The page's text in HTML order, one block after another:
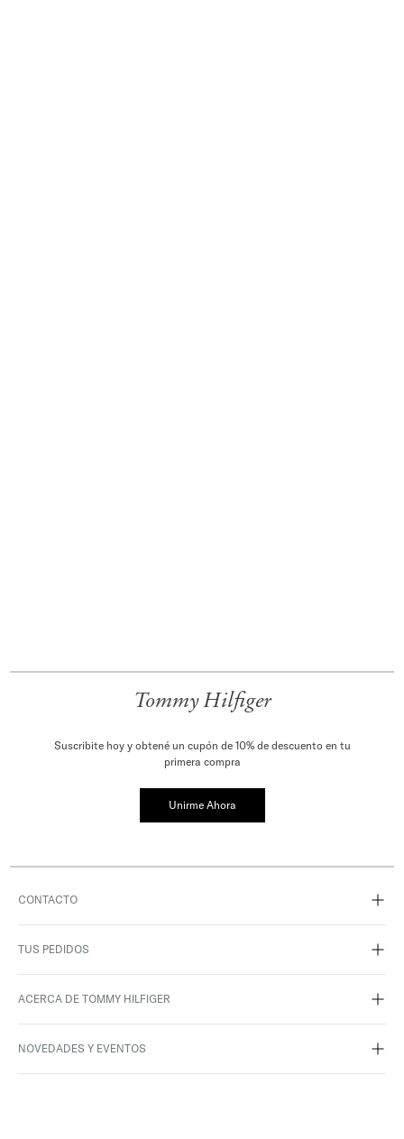
Tommy Hilfiger
Suscribite hoy y obtené un cupón de 10% de descuento en tu
primera compra
Unirme Ahora
CONTACTO
TUS PEDIDOS
ACERCA DE TOMMY HILFIGER
NOVEDADES Y EVENTOS